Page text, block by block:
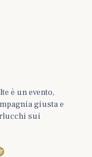
è un evento,
giusta e
sui